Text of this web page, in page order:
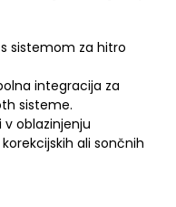
sistemom za hitro
integracija za
sisteme.
v oblazinjenju
ali sončnih